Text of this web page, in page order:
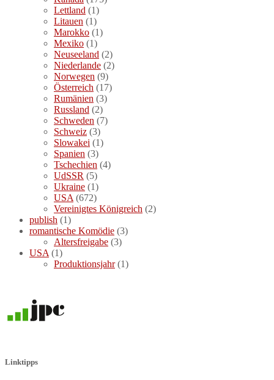
Lettland (1)
Litauen (1)
Marokko (1)
Mexiko (1)
Neuseeland (2)
Niederlande (2)
Norwegen (9)
Österreich (17)
Rumänien (3)
Russland (2)
Schweden (7)
Schweiz (3)
Slowakei (1)
Spanien (3)
Tschechien (4)
UdSSR (5)
Ukraine (1)
USA (672)
Vereinigtes Königreich (2)
publish (1)
romantische Komödie (3)
Altersfreigabe (3)
USA (1)
Produktionsjahr(1)
Linktipps